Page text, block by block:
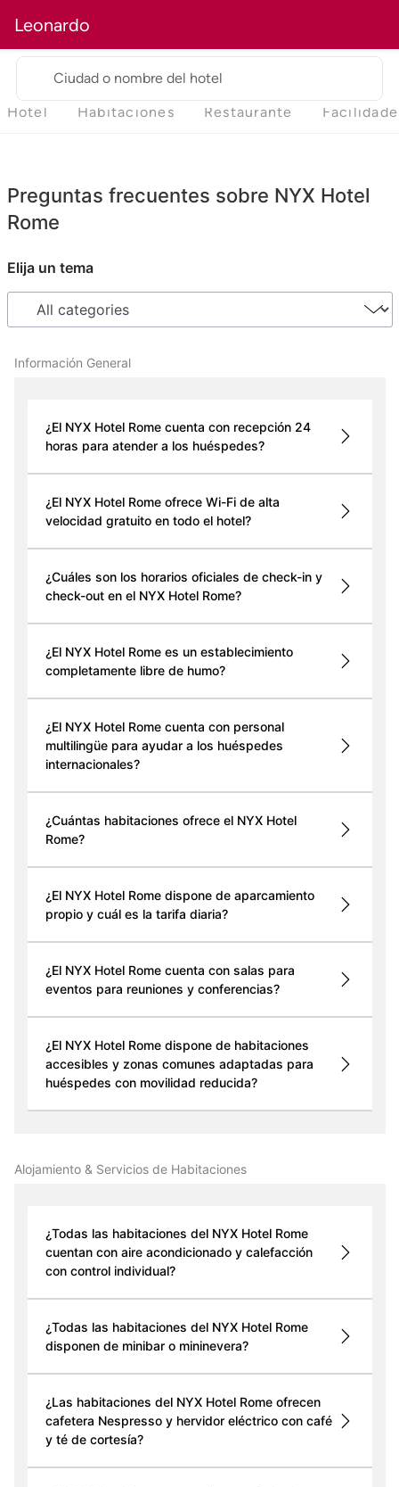
Leonardo
Ciudad o nombre del hotel
Hotel Habitaciones Restaurante
Preguntas frecuentes sobre NYX Hotel
Rome
Elija un tema
Información General
¿El NYX Hotel Rome cuenta con recepción 24
horas para atender a los huéspedes?
¿El NYX Hotel Rome ofrece Wi-Fi de alta
velocidad gratuito en todo el hotel?
¿Cuáles son los horarios oficiales de check-in y
check-out en el NYX Hotel Rome?
¿El NYX Hotel Rome es un establecimiento
completamente libre de humo?
¿El NYX Hotel Rome cuenta con personal
multilingüe para ayudar a los huéspedes
internacionales?
¿Cuántas habitaciones ofrece el NYX Hotel
Rome?
¿El NYX Hotel Rome dispone de aparcamiento
propio y cuál es la tarifa diaria?
¿El NYX Hotel Rome cuenta con salas para
eventos para reuniones y conferencias?
¿El NYX Hotel Rome dispone de habitaciones
accesibles y zonas comunes adaptadas para
huéspedes con movilidad reducida?
Alojamiento & Servicios de Habitaciones
¿Todas las habitaciones del NYX Hotel Rome
cuentan con aire acondicionado y calefacción
con control individual?
¿Todas las habitaciones del NYX Hotel Rome
disponen de minibar o mininevera?
¿Las habitaciones del NYX Hotel Rome ofrecen
cafetera Nespresso y hervidor eléctrico con café
y té de cortesía?